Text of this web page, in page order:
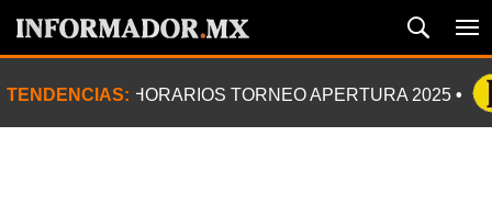
TENDENCIAS: HORARIOS TORNEO APERTURA 2025